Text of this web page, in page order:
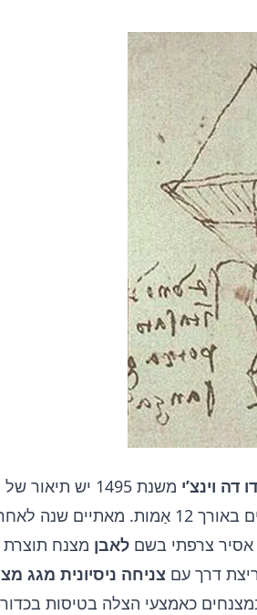
דה וינצ’י
משנת 1495 יש
מכן, תיאר מתקן דומה
אסיר צרפתי בשםלאבן מצנח
צניחה ניסיונית מגג